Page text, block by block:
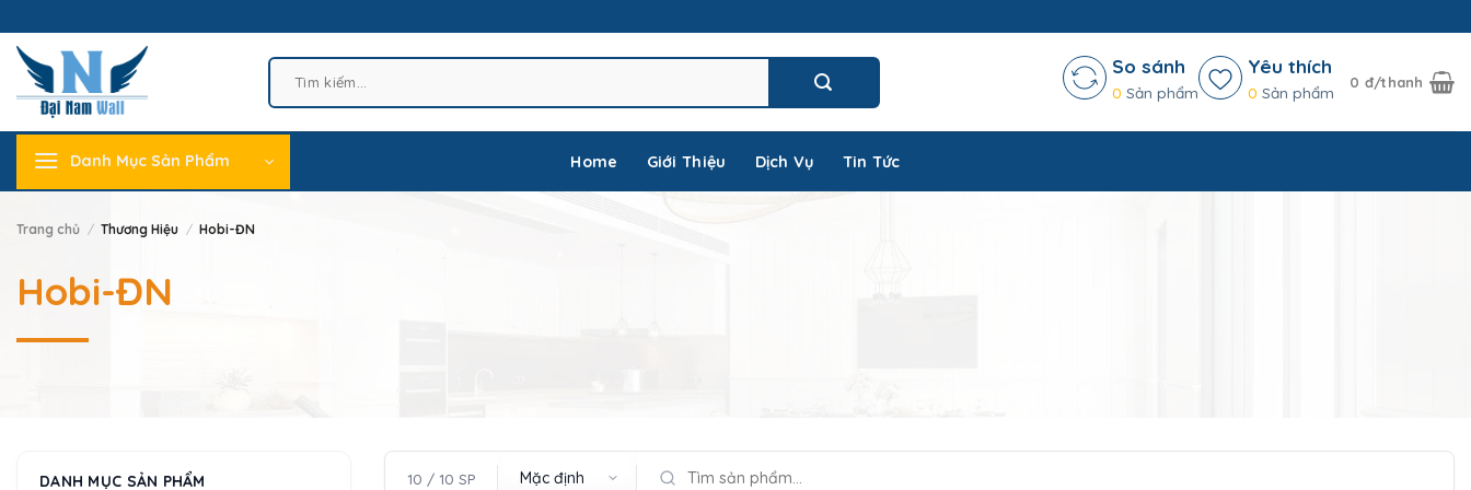
to
content
So sánh
0 Sản phẩm
Yêu thích
0 Sản phẩm
0 đ/thanh
Danh Mục Sản Phẩm Home Giới Thiệu Dịch Vụ Tin Tức
Trang chủ / Thương Hiệu / Hobi-ĐN
Hobi-ĐN
DANH MỤC SẢN PHẨM 10 / 10 SP